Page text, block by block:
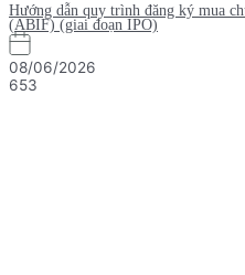
Hướng dẫn quy trình đăng ký mua
(ABIF) (giai đoạn IPO)
08/06/2026
653